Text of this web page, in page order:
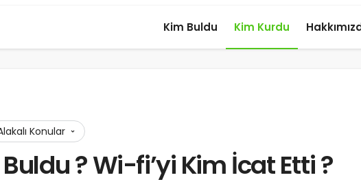
Kim Buldu Kim Kurdu
Konular
? Wi-fi’yi Kim İcat Etti ?